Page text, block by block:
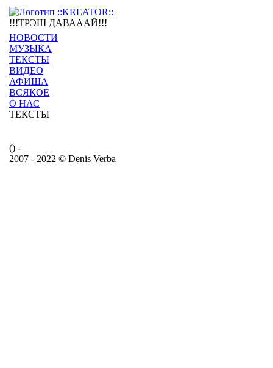
!!!ТРЭШ ДАВАААЙ!!!
НОВОСТИ
МУЗЫКА
ТЕКСТЫ
ВИДЕО
АФИША
ВСЯКОЕ
О НАС
ТЕКСТЫ
() -
2007 - 2022 © Denis Verba